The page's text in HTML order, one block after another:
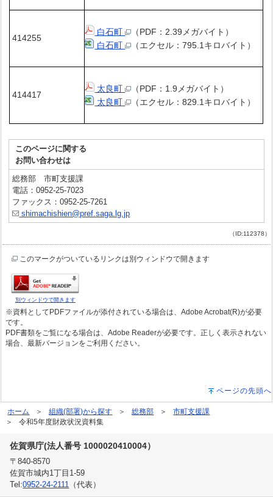
414255
白石町
（PDF：2.39メガバイト）
白石町
（エクセル：795.1キロバイト）
414417
太良町
（PDF：1.9メガバイト）
太良町
（エクセル：829.1キロバイト）
このページに関する
お問い合わせは
総務部 市町支援課
電話：0952-25-7023
ファックス：0952-25-7261
shimachishien@pref.saga.lg.jp
（ID:112378）
このマークがついているリンクは別ウィンドウで開きます
別ウィンドウで開きます
※資料としてPDFファイルが添付されている場合は、Adobe Acrobat(R)が必要
です。
PDF書類をご覧になる場合は、Adobe Readerが必要です。正しく表示されない
場合、最新バージョンをご利用ください。
ページの先頭へ
ホーム 組織(部署)から探す 総務部
市町支援課
令和5年度財政状況資料集
佐賀県庁(法人番号 1000020410004）
〒840-8570
佐賀市城内1丁目1-59
Tel:0952-24-2111 （代表）